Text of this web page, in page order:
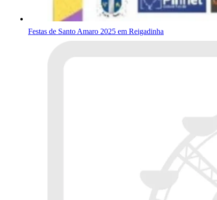
Festas de Santo Amaro 2025 em Reigadinha